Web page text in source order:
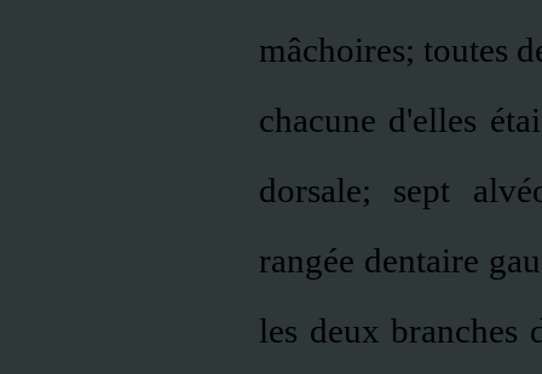
mâchoires; toutes
chacune d'elles
dorsale; sept
rangée dentaire
les deux branches